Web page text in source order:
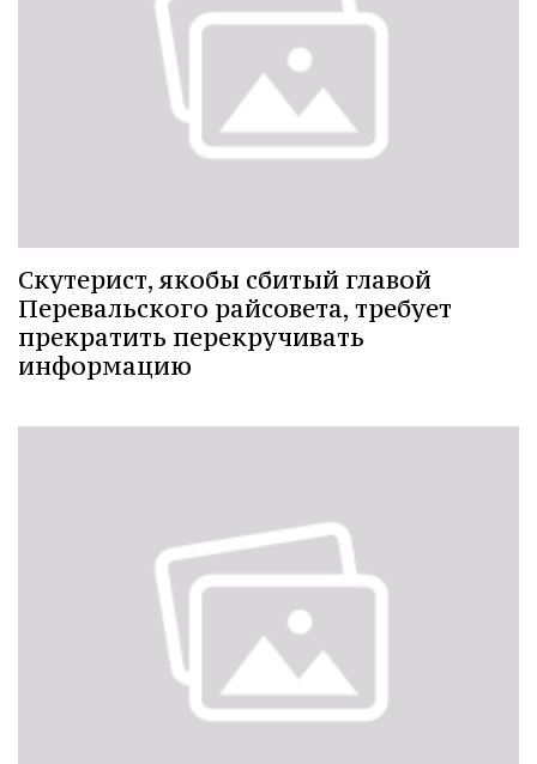
Cкутерист, якобы сбитый главой
Перевальского райсовета, требует
прекратить перекручивать
информацию